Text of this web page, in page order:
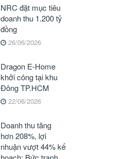
NRC đặt mục tiêu
doanh thu 1.200 tỷ
đồng
26/06/2026
Dragon E-Home
khởi công tại khu
Đông TP.HCM
22/06/2026
Doanh thu tăng
hơn 208%, lợi
nhuận vượt 44% kế